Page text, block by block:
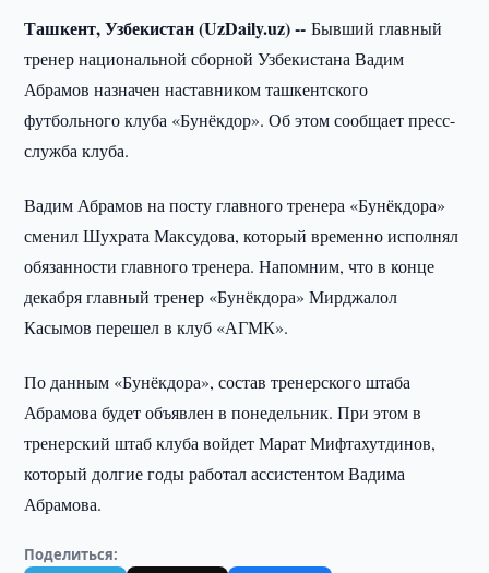
Ташкент, Узбекистан (UzDaily.uz) --Бывший главный
тренер национальной сборной Узбекистана Вадим
Абрамов назначен наставником ташкентского
футбольного клуба «Бунёкдор». Об этом сообщает пресс-
служба клуба.
Вадим Абрамов на посту главного тренера «Бунёкдора»
сменил Шухрата Максудова, который временно исполнял
обязанности главного тренера. Напомним, что в конце
декабря главный тренер «Бунёкдора» Мирджалол
Касымов перешел в клуб «АГМК».
По данным «Бунёкдора», состав тренерского штаба
Абрамова будет объявлен в понедельник. При этом в
тренерский штаб клуба войдет Марат Мифтахутдинов,
который долгие годы работал ассистентом Вадима
Абрамова.
Поделиться: